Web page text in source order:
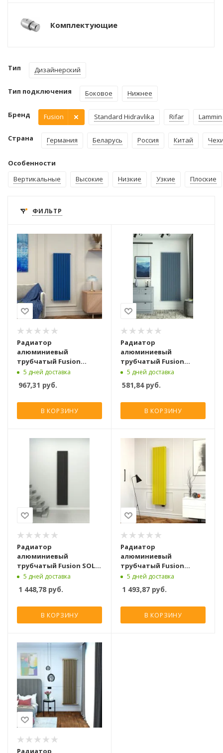
Комплектующие
Тип Дизайнерский
Тип подключения Боковое Нижнее
Бренд Standard Hidravlika Rifar Lammin
Fusion
Страна Германия Беларусь Россия Китай
Особенности
Вертикальные
Высокие Низкие Узкие Плоские
ФИЛЬТР
Радиатор
алюминиевый
трубчатый Fusion
HORIZON 1800 [4 секции]
5 дней доставка
967,31 руб.
В КОРЗИНУ
Радиатор
алюминиевый
трубчатый Fusion
QUADRA 1800 [4 секции]
5 дней доставка
581,84руб.
В КОРЗИНУ
Радиатор
алюминиевый
трубчатый Fusion SOLID
1800 [4 секции]
5 дней доставка
1 448,78 руб.
В КОРЗИНУ
Радиатор
алюминиевый
трубчатый Fusion
ECLIPSE 1800 [4 секции]
5 дней доставка
1 493,87 руб.
В КОРЗИНУ
Радиатор